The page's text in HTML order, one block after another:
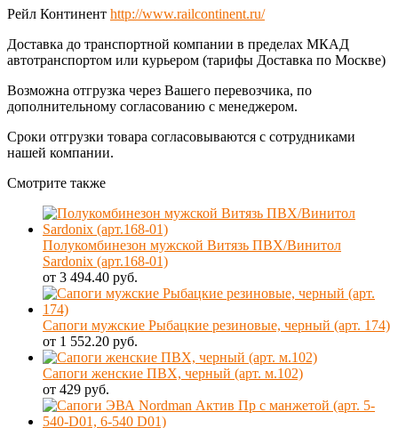
Рейл Континент http://www.railcontinent.ru/
Доставка до транспортной компании в пределах МКАД
автотранспортом или курьером (тарифы Доставка по Москве)
Возможна отгрузка через Вашего перевозчика, по
дополнительному согласованию с менеджером.
Сроки отгрузки товара согласовываются с сотрудниками
нашей компании.
Смотрите также
Полукомбинезон мужской Витязь ПВХ/Винитол
Sardonix (арт.168-01)
от 3 494.40 руб.
Сапоги мужские Рыбацкие резиновые, черный (арт. 174)
от 1 552.20 руб.
Сапоги женские ПВХ, черный (арт. м.102)
от 429 руб.